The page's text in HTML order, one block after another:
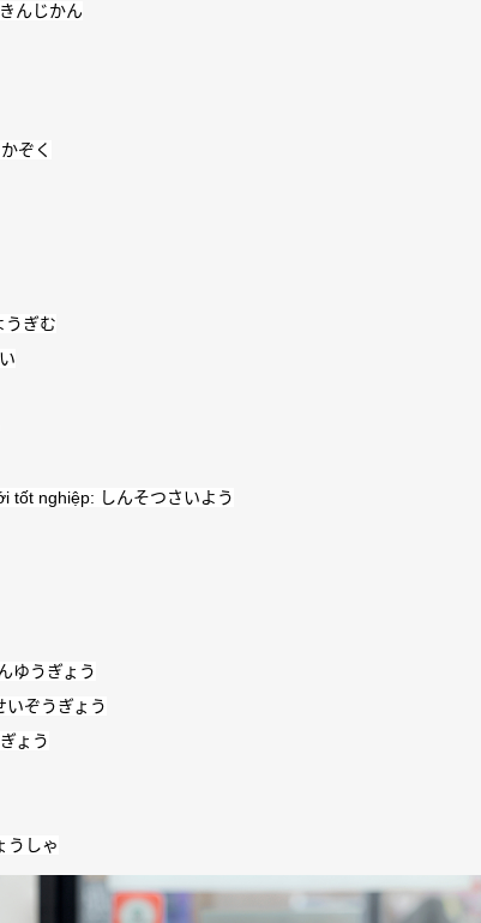
んじかん
ぞく
うぎむ
tốt nghiệp: しんそつさいよう
ゆうぎょう
いぞうぎょう
ょう
うしゃ